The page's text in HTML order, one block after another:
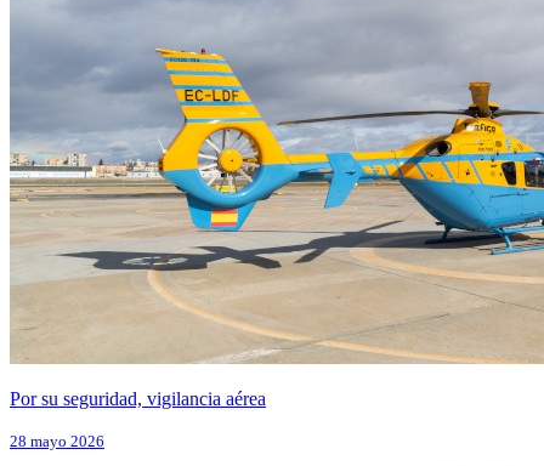
Por su seguridad, vigilancia aérea
28 mayo 2026